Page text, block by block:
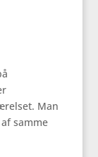
Man
samme